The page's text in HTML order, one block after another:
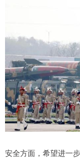
安全方面，希望进一